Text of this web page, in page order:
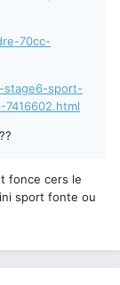
70cc-
stage6-sport-
fonce cers le
sport fonte ou